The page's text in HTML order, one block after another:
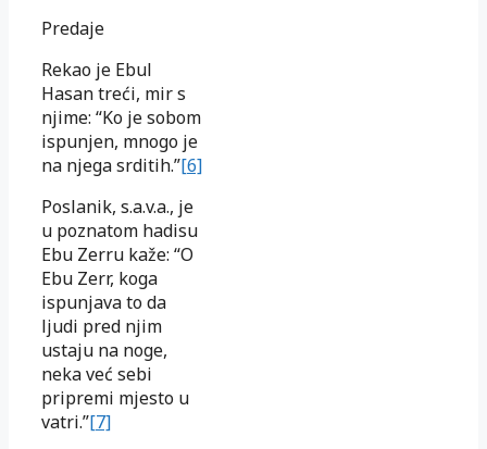
Predaje
Rekao je Ebul
Hasan treći, mir s
njime: “Ko je sobom
ispunjen, mnogo je
na njega srditih.”[6]
Poslanik, s.a.v.a., je
u poznatom hadisu
Ebu Zerru kaže: “O
Ebu Zerr, koga
ispunjava to da
ljudi pred njim
ustaju na noge,
neka već sebi
pripremi mjesto u
vatri.”[7]